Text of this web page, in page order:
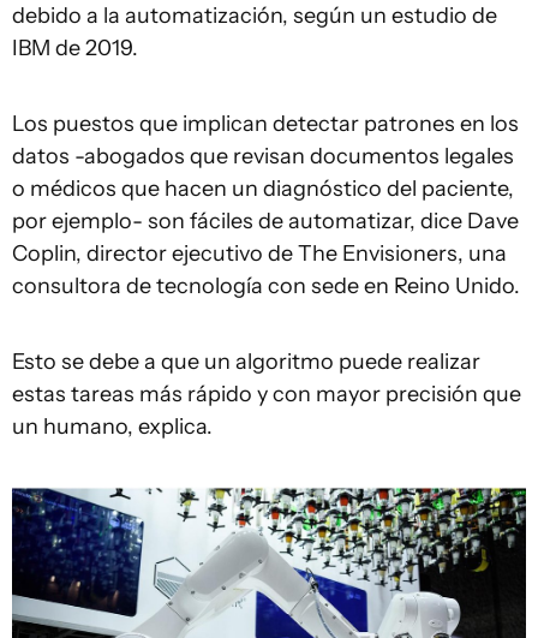
debido a la automatización, según un estudio de
IBM de 2019.
Los puestos que implican detectar patrones en los
datos -abogados que revisan documentos legales
o médicos que hacen un diagnóstico del paciente,
por ejemplo- son fáciles de automatizar, dice Dave
Coplin, director ejecutivo de The Envisioners, una
consultora de tecnología con sede en Reino Unido.
Esto se debe a que un algoritmo puede realizar
estas tareas más rápido y con mayor precisión que
un humano, explica.